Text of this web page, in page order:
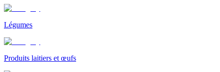
Légumes
Produits laitiers et œufs